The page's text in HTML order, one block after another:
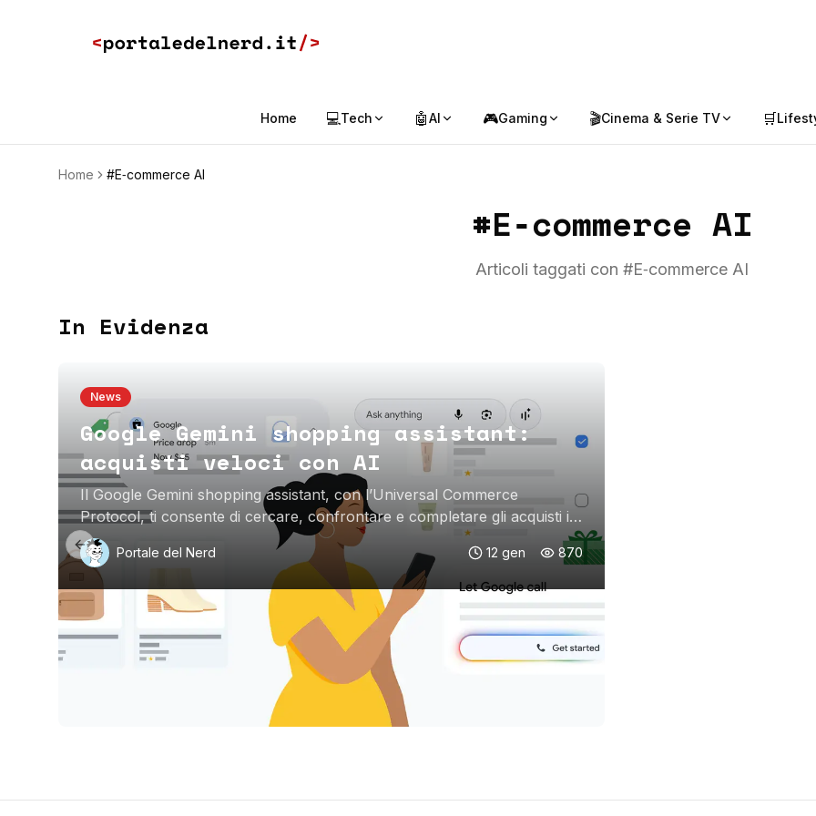
Home 💻Tech 🤖AI 🎮Gaming 🎬Cinema & Serie TV 🛒
Home #E‑commerce AI
#E‑commerce AI
Articoli taggati con #E‑commerce AI
In Evidenza
News
Google Gemini shopping assistant:
acquisti veloci con AI
Il Google Gemini shopping assistant, con l’Universal Commerce
Protocol, ti consente di cercare, confrontare e completare gli acquisti in
AI Mode con un tap.
Portale del Nerd 12 gen 870
Previous slide